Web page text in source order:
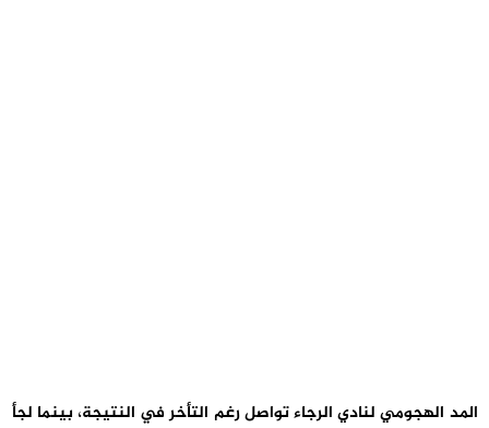
المد الهجومي لنادي الرجاء تواصل رغم التأخر في النتيجة، بينما لجأ